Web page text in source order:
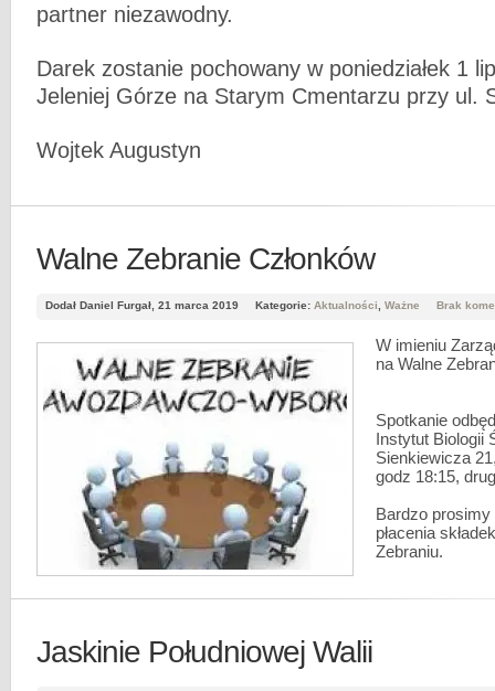
partner niezawodny.
Darek zostanie pochowany w poniedziałek 1
Jeleniej Górze na Starym Cmentarzu przy ul.
Wojtek Augustyn
Walne Zebranie Członków
Dodał Daniel Furgał, 21 marca 2019 Kategorie: Aktualności Ważne Brak
W imieniu
na Walne
Spotkanie
Instytut Biologii
Sienkiewicza
godz 18:15,
Bardzo
płacenia
Zebraniu.
Jaskinie Południowej Walii